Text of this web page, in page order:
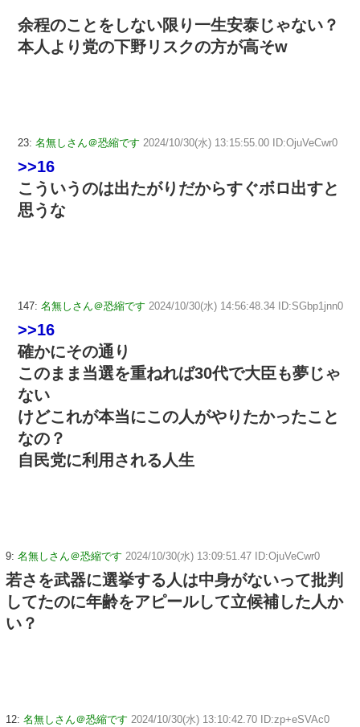
余程のことをしない限り一生安泰じゃない？
本人より党の下野リスクの方が高そw
23: 名無しさん＠恐縮です 2024/10/30(水) 13:15:55.00 ID:OjuVeCwr0
>>16
こういうのは出たがりだからすぐボロ出すと
思うな
147: 名無しさん＠恐縮です 2024/10/30(水) 14:56:48.34 ID:SGbp1jnn0
>>16
確かにその通り
このまま当選を重ねれば30代で大臣も夢じゃ
ない
けどこれが本当にこの人がやりたかったこと
なの？
自民党に利用される人生
9: 名無しさん＠恐縮です 2024/10/30(水) 13:09:51.47 ID:OjuVeCwr0
若さを武器に選挙する人は中身がないって批判
してたのに年齢をアピールして立候補した人か
い？
12: 名無しさん＠恐縮です 2024/10/30(水) 13:10:42.70 ID:zp+eSVAc0